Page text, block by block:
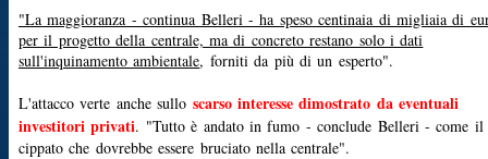
"La maggioranza - continua Belleri - ha speso centinaia di migliaia di
per il progetto della centrale, ma di concreto restano solo i dati
sull'inquinamento ambientale, forniti da più di un esperto".
L'attacco verte anche sullo scarso interesse dimostrato da eventuali
investitori privati. "Tutto è andato in fumo - conclude Belleri - come il
cippato che dovrebbe essere bruciato nella centrale".